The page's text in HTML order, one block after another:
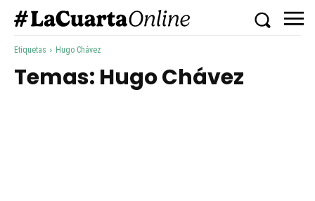
Etiquetas Hugo Chávez
Temas: Hugo Chávez